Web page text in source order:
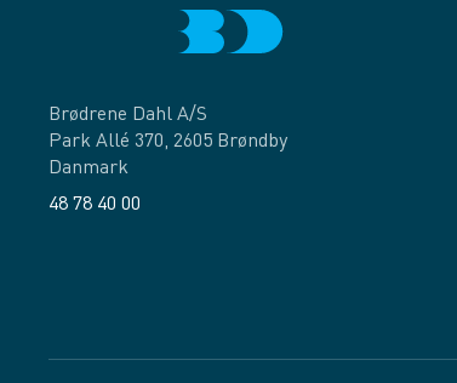
Brødrene Dahl A/S
Park Allé 370, 2605 Brøndby
Danmark
48 78 40 00